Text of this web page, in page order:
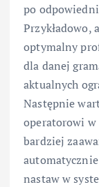
po
Przykładowo,
optymalny
dla danej
aktualnych
Następnie
operatorowi w
bardziej
nastaw w